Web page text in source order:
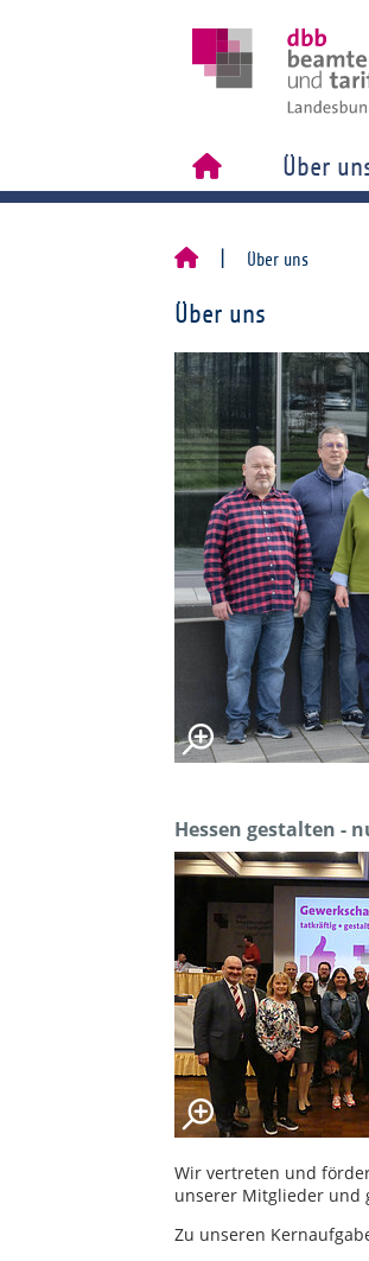
Über
Über uns
Über uns
Hessen gestalten -
Wir vertreten und
unserer Mitglieder und
Zu unseren